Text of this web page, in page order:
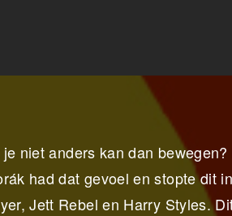
niet anders kan dan
had dat gevoel en stopte dit
Jett Rebel en Harry Styles.